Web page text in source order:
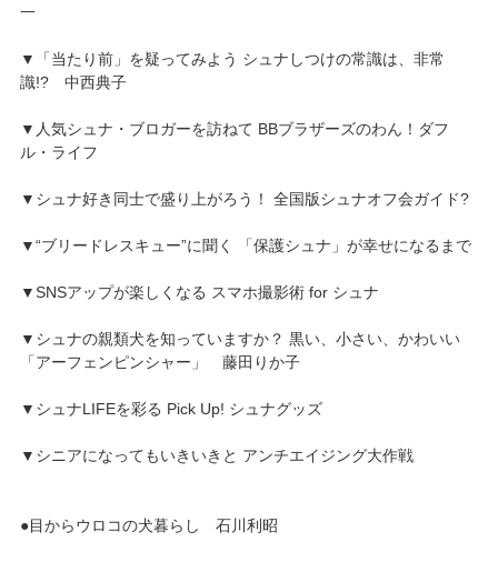
一
▼「当たり前」を疑ってみよう シュナしつけの常識は、非常
識!? 中西典子
▼人気シュナ・ブロガーを訪ねて BBブラザーズのわん！ダフ
ル・ライフ
▼シュナ好き同士で盛り上がろう！ 全国版シュナオフ会ガイド?
▼“ブリードレスキュー”に聞く 「保護シュナ」が幸せになるまで
▼SNSアップが楽しくなる スマホ撮影術 for シュナ
▼シュナの親類犬を知っていますか？ 黒い、小さい、かわいい
「アーフェンピンシャー」 藤田りか子
▼シュナLIFEを彩る Pick Up! シュナグッズ
▼シニアになってもいきいきと アンチエイジング大作戦
●目からウロコの犬暮らし 石川利昭